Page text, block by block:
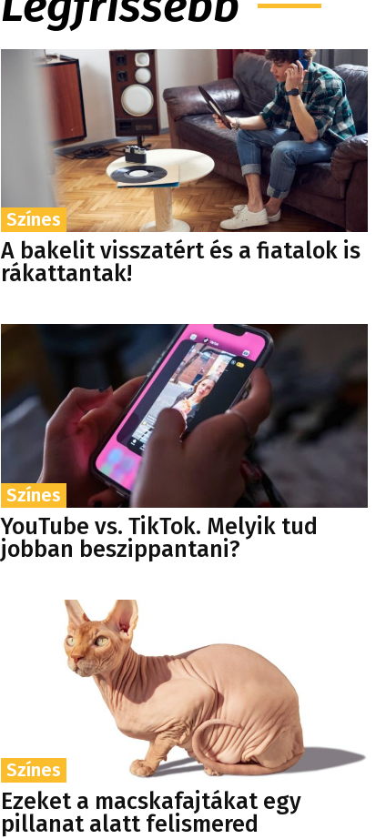
Színes
A bakelit visszatért és a fiatalok is
rákattantak!
Színes
YouTube vs. TikTok. Melyik tud
jobban beszippantani?
Színes
Ezeket a macskafajtákat egy
pillanat alatt felismered